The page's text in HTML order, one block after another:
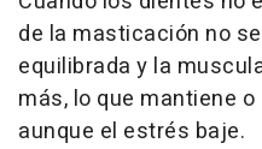
de la masticación no
equilibrada y la
más, lo que mantiene
aunque el estrés baje.